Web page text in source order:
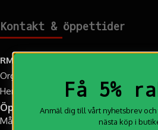
Få 5%
Anmäl dig till vårt nyhetsbrev
nästa köp i
Kontakt & öppettider
RM Jakt AB
Org.nr: 559108-2259
Hemvägen 9C, 95731 Övertorneå
Öppettider
Mån-Fre: 10.00-17.00